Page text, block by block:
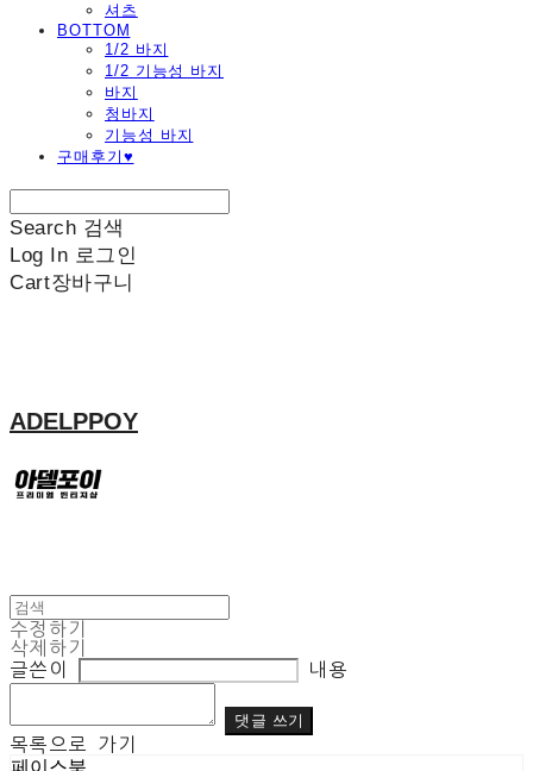
셔츠
BOTTOM
1/2 바지
1/2 기능성 바지
바지
청바지
기능성 바지
구매후기♥
Search 검색
Log In 로그인
Cart장바구니
ADELPPOY
수정하기
삭제하기
글쓴이
내용
댓글 쓰기
목록으로 가기
페이스북